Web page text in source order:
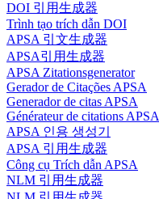
DOI 引用生成器
Trình tạo trích dẫn DOI
APSA 引文生成器
APSA引用生成器
APSA Zitationsgenerator
Gerador de Citações APSA
Generador de citas APSA
Générateur de citations APSA
APSA 인용 생성기
APSA 引用生成器
Công cụ Trích dẫn APSA
NLM 引用生成器